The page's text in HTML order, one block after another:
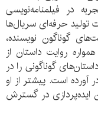
در فیلمنامه‌نویسی
از سال ۱۳۸۳ به موازات تولید حرفه‌ای سریال‌ها
گوناگون نویسنده،
روایت داستان از
گوناگونی را در
آورده است. پیشتر از او
ایده‌پردازی در گسترش